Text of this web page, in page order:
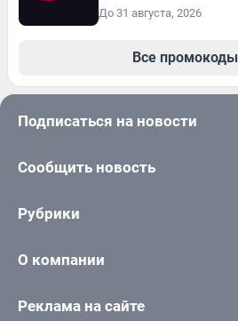
До 31 августа, 2026
Все промокоды
Подписаться на новости
Сообщить новость
Рубрики
О компании
Реклама на сайте